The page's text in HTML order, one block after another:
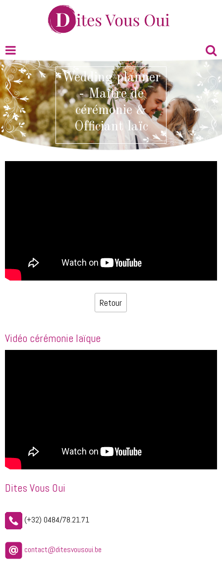
Wedding planner
- Maître de
cérémonie &
Officiant laïc
Retour
Vidéo cérémonie laïque
Dites Vous Oui
(+32) 0484/78.21.71
contact@ditesvousoui.be